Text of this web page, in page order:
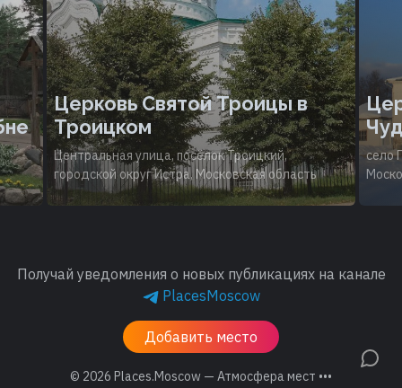
Церковь Святой Троицы в
Троицком
Центральная улица, посёлок Троицкий,
городской округ Истра, Московская область
село
Получай уведомления о новых публикациях на канале
PlacesMoscow
Добавить место
© 2026 Places.Moscow — Атмосфера мест •••